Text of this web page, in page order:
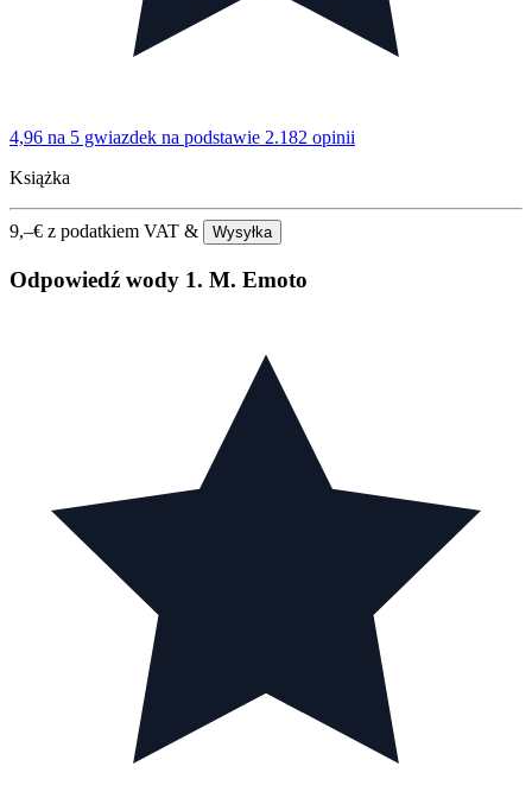
4,96 na 5 gwiazdek na podstawie 2.182 opinii
Książka
9,–€ z podatkiem VAT & Wysyłka
Odpowiedź wody 1. M. Emoto